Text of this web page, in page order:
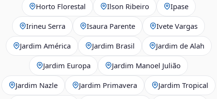
Horto Florestal Ilson Ribeiro Ipase
Irineu Serra Isaura Parente Ivete Vargas
Jardim América Jardim Brasil Jardim de Alah
Jardim Europa Jardim Manoel Julião
Jardim Nazle Jardim Primavera Jardim Tropical